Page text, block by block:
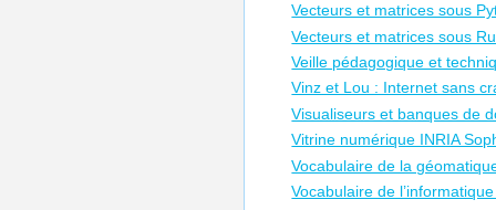
Vecteurs et matrices sous
Vecteurs et matrices sous
Veille pédagogique et
Vinz et Lou : Internet sans
Visualiseurs et banques de
Vitrine numérique INRIA
Vocabulaire de la
Vocabulaire de